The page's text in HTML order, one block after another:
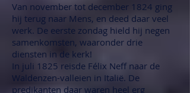
Van november tot december 1824 ging
hij terug naar Mens, en deed daar veel
werk. De eerste zondag hield hij negen
samenkomsten, waaronder drie
diensten in de kerk!
In juli 1825 reisde Félix Neff naar de
Waldenzen-valleien in Italië. De
predikanten daar waren heel erg